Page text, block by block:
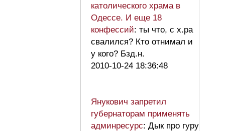
католического храма в
Одессе. И еще 18
конфессий: ты что, с х.ра
свалился? Кто отнимал и
у кого? Бзд.н.
2010-10-24 18:36:48
Янукович запретил
губернаторам применять
админресурс: Дык про гуру